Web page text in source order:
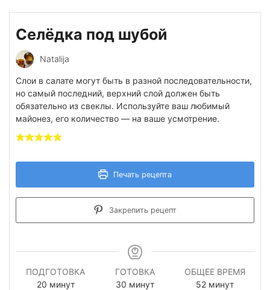
Селёдка под шубой
Natalija
Слои в салате могут быть в разной последовательности,
но самый последний, верхний слой должен быть
обязательно из свеклы. Используйте ваш любимый
майонез, его количество — на ваше усмотрение.
Печать рецепта
Закрепить рецепт
ПОДГОТОВКА
20минуты
минут
ГОТОВКА
30 минуты
минут
ОБЩЕЕ ВРЕМЯ
52минуты
минут